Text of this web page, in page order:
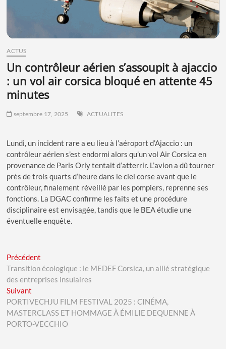
ACTUS
un contrôleur aérien s’assoupit à ajaccio
: un vol air corsica bloqué en attente 45
minutes
septembre 17, 2025 ACTUALITES
Lundi, un incident rare a eu lieu à l’aéroport d’Ajaccio : un
contrôleur aérien s’est endormi alors qu’un vol Air Corsica en
provenance de Paris Orly tentait d’atterrir. L’avion a dû tourner
près de trois quarts d’heure dans le ciel corse avant que le
contrôleur, finalement réveillé par les pompiers, reprenne ses
fonctions. La DGAC confirme les faits et une procédure
disciplinaire est envisagée, tandis que le BEA étudie une
éventuelle enquête.
Navigation
de
l’article
Précédent
post:
Transition écologique : le MEDEF Corsica, un allié stratégique
des entreprises insulaires
Suivant
post:
PORTIVECHJU FILM FESTIVAL 2025 : CINÉMA,
MASTERCLASS ET HOMMAGE À ÉMILIE DEQUENNE À
PORTO-VECCHIO